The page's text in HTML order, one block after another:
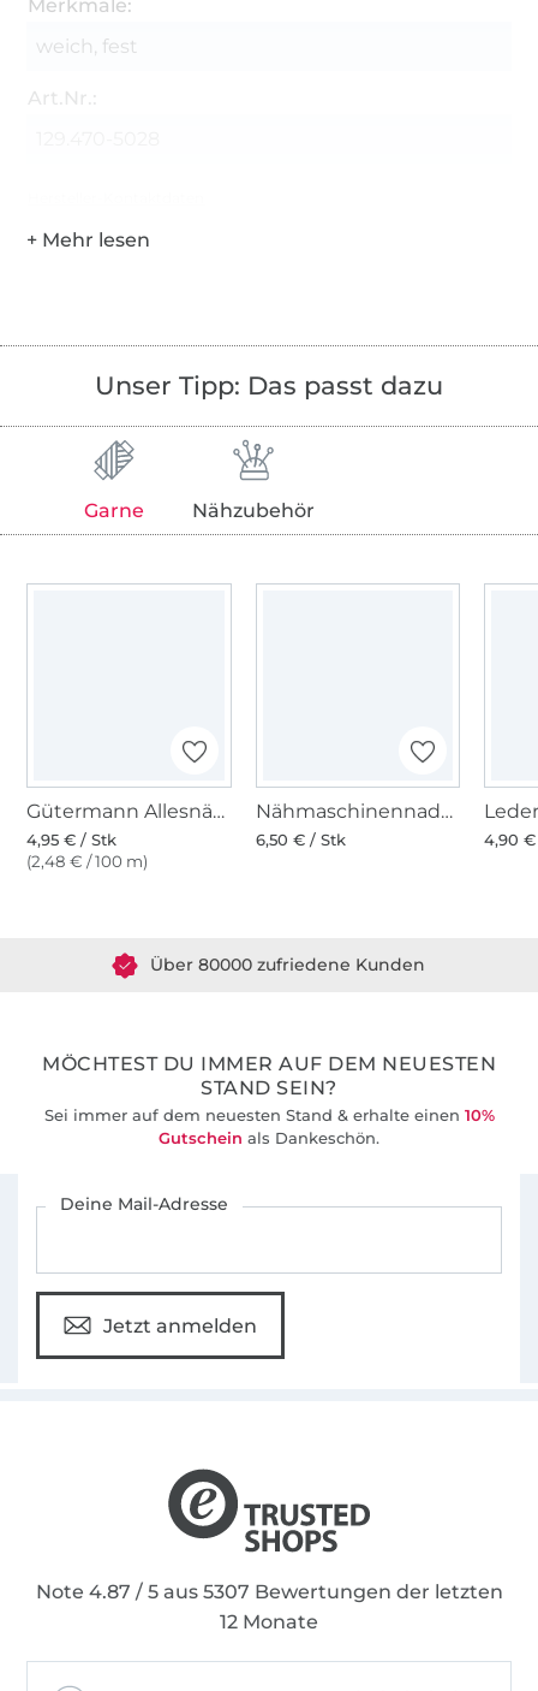
Merkmale:
weich, fest
Art.Nr.:
Unser Tipp: Das passt dazu
Garne Nähzubehör
Gütermann Allesnäher (309) dunkelblau
4,95 € / Stk
(2,48 € / 100 m)
Nähmaschinennadeln 130/705, Leder 80-100
6,50 € / Stk 4,90
Über 80000 zufriedene Kunden
MÖCHTEST DU IMMER AUF DEM NEUESTEN
STAND SEIN?
Sei immer auf dem neuesten Stand & erhalte einen 10%
Gutschein als Dankeschön.
Deine Mail-Adresse
Jetzt anmelden
Note 4.87 / 5 aus 5307 Bewertungen der letzten
12 Monate